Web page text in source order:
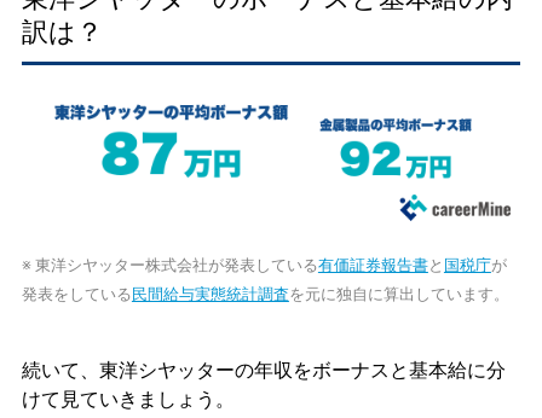
訳は？
※ 東洋シヤッター株式会社が発表している有価証券報告書と 国税庁が
発表をしている 民間給与実態統計調査を元に独自に算出しています。
続いて、東洋シヤッターの年収をボーナスと基本給に分
けて見ていきましょう。